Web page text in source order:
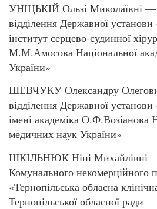
УНІЦЬКІЙ Ользі Миколаївні —
відділення Державної
інститут серцево-судинної
М.М.Амосова Національної
України»
ШЕВЧУКУ Олександру
відділення Державної установи
імені академіка О.Ф.Возіанова
медичних наук України»
ШКІЛЬНЮК Ніні Михайлівні —
Комунального некомерційного
«Тернопільська обласна
Тернопільської обласної ради